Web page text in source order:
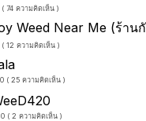
( 74 ความคิดเห็น )
Weed Near Me (ร้าน
( 12 ความคิดเห็น )
( 25 ความคิดเห็น )
( 2 ความคิดเห็น )